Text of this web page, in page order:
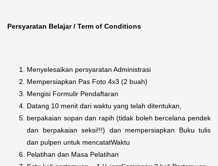
Persyaratan Belajar / Term of Conditions
Menyelesaikan persyaratan Administrasi
Mempersiapkan Pas Foto 4x3 (2 buah)
Mengisi Formulir Pendaftaran
Datang 10 menit dari waktu yang telah ditentukan,
berpakaian sopan dan rapih (tidak boleh bercelana pendek
dan berpakaian seksi!!!) dan mempersiapkan Buku tulis
dan pulpen untuk mencatatWaktu
Pelatihan dan Masa Pelatihan